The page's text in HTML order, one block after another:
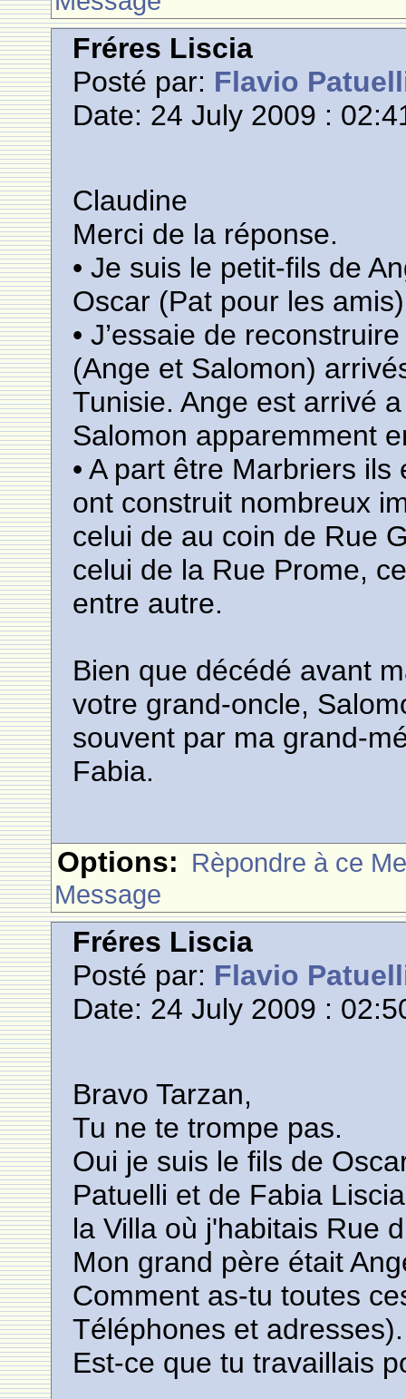
Fréres Liscia
Posté par: Flavio
Date: 24 July 2009 :
Claudine
Merci de la réponse.
• Je suis le petit-fils de
Oscar (Pat pour les
• J’essaie de
(Ange et Salomon)
Tunisie. Ange est arrivé
Salomon apparemment
• A part être Marbriers
ont construit nombreux
celui de au coin de Rue
celui de la Rue Prome,
entre autre.
Bien que décédé avant
votre grand-oncle,
souvent par ma grand-
Fabia.
Options: Rèpondre à ce
Message
Fréres Liscia
Posté par: Flavio
Date: 24 July 2009 :
Bravo Tarzan,
Tu ne te trompe pas.
Oui je suis le fils de
Patuelli et de Fabia
la Villa où j'habitais Rue
Mon grand père était
Comment as-tu toutes
Téléphones et adresses).
Est-ce que tu travaillais